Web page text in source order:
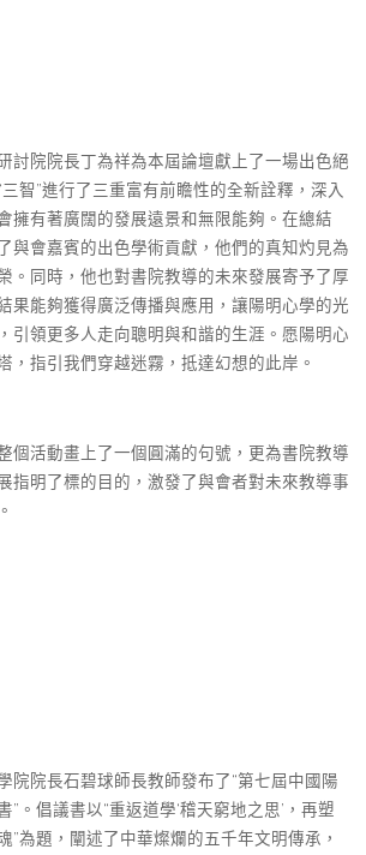
討院院長丁為祥為本屆論壇獻上了一場出色絕
智”進行了三重富有前瞻性的全新詮釋，深入
擁有著廣闊的發展遠景和無限能夠。在總結
與會嘉賓的出色學術貢獻，他們的真知灼見為
。同時，他也對書院教導的未來發展寄予了厚
果能夠獲得廣泛傳播與應用，讓陽明心學的光
引領更多人走向聰明與和諧的生涯。愿陽明心
，指引我們穿越迷霧，抵達幻想的此岸。
個活動畫上了一個圓滿的句號，更為書院教導
指明了標的目的，激發了與會者對未來教導事
院院長石碧球師長教師發布了“第七屆中國陽
”。倡議書以“重返道學‘稽天窮地之思’，再塑
”為題，闡述了中華燦爛的五千年文明傳承，